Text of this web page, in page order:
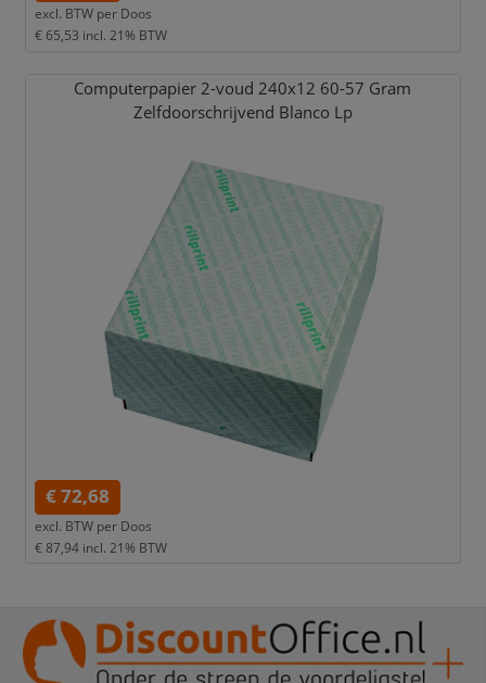
excl. BTW per Doos
€ 65,53 incl. 21% BTW
Computerpapier 2-voud 240x12 60-57 Gram
Zelfdoorschrijvend Blanco Lp
€ 72,68
excl. BTW per Doos
€ 87,94 incl. 21% BTW